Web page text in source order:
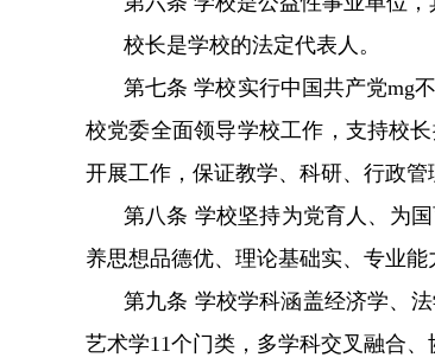
校长是学校的法定代表人。
第七条 学校实行中国共产党mg
校党委全面领导学校工作，支持校
开展工作，保证教学、科研、行政
第八条 学校坚持为党育人、为国育才
养思想品德优、理论基础实、专业
第九条 学校学科涵盖经济学、法学、
艺术学11个门类，多学科交叉融合、协